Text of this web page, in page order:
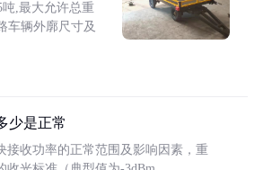
,最大允许总重
车辆外廓尺寸及
少是正常
接收功率的正常范围及影响因素，重